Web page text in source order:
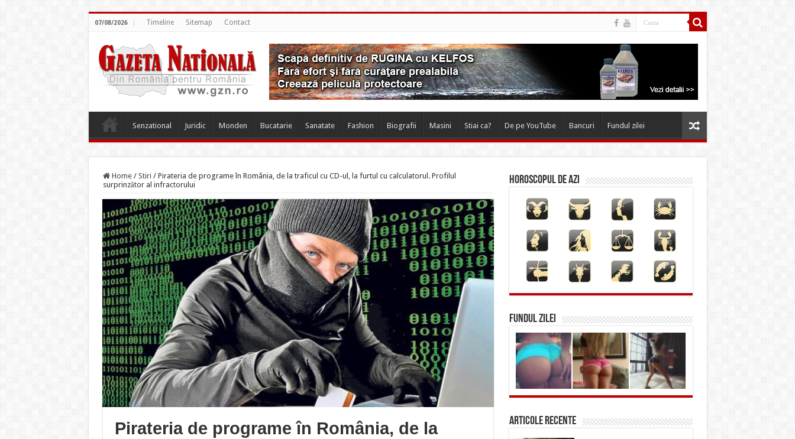
07/08/2026 Timeline Sitemap Contact
Senzational Juridic Monden Bucatarie Sanatate Fashion Biografii Masini Stiai ca? De pe YouTube Bancuri Fundul zilei
Home / Stiri / Pirateria de programe în România, de la traficul cu CD-ul, la furtul cu calculatorul. Profilul
surprinzător al infractorului
Pirateria de programe în România, de la
Horoscopul de azi
FUNDUL ZILEI
Articole recente